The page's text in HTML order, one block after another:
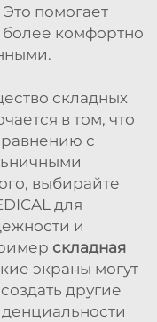
помогает
более комфортно
складных
в том, что
с
выбирайте
для
и
складная
экраны могут
другие